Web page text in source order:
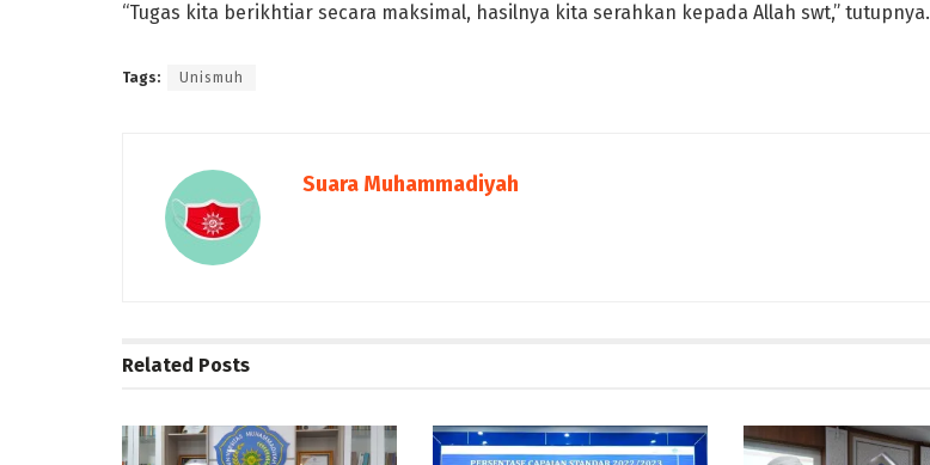
“Tugas kita berikhtiar secara maksimal, hasilnya kita serahkan kepada Allah swt,” tutupnya.
Tags: Unismuh
Suara Muhammadiyah
Related Posts